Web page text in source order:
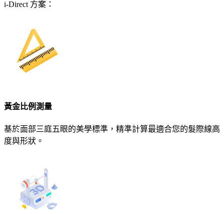
i-Direct 方案：
黃金比例測量
基於面部三庭五眼的美學標準，精準計算最適合您的髮際線高
度與形狀。